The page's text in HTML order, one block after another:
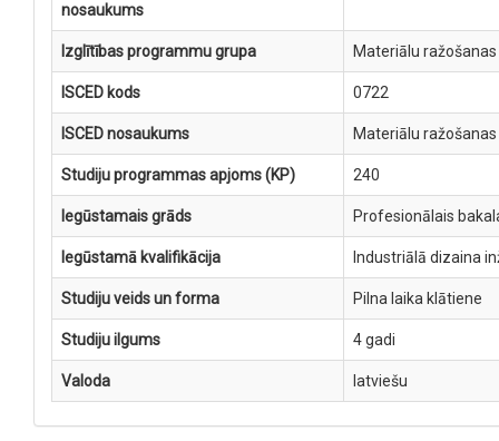
nosaukums
Izglītības programmu grupa Materiālu
ISCED kods 0722
ISCED nosaukums Materiālu
Studiju programmas apjoms (KP) 240
Iegūstamais grāds Profesionālais
Iegūstamā kvalifikācija Industriālā dizaina
Studiju veids un forma Pilna laika klātiene
Studiju ilgums 4 gadi
Valoda latviešu